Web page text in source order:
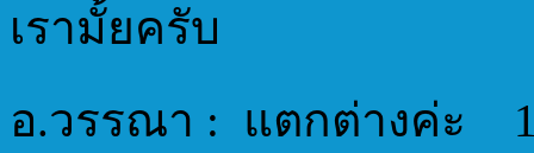
เรามั้ยครับ
อ.วรรณา : แตกต่างค่ะ